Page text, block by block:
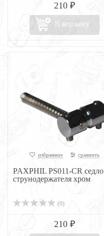
210 ₽
В корзину
избранное сравнить
PAXPHIL PS011-CR седло
струнодержателя хром
(0)
210 ₽